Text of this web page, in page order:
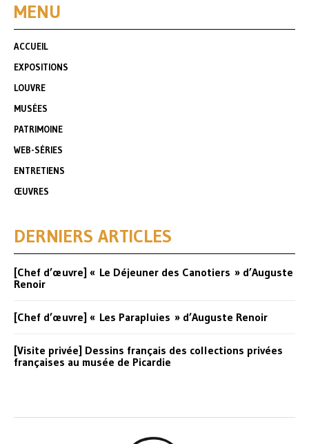
MENU
ACCUEIL
EXPOSITIONS
LOUVRE
MUSÉES
PATRIMOINE
WEB-SÉRIES
ENTRETIENS
ŒUVRES
DERNIERS ARTICLES
[Chef d’œuvre] « Le Déjeuner des Canotiers » d’Auguste
Renoir
[Chef d’œuvre] « Les Parapluies » d’Auguste Renoir
[Visite privée] Dessins français des collections privées
françaises au musée de Picardie